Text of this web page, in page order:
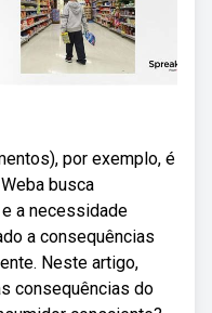
por exemplo, é
busca
a necessidade
a consequências
Neste artigo,
consequências do